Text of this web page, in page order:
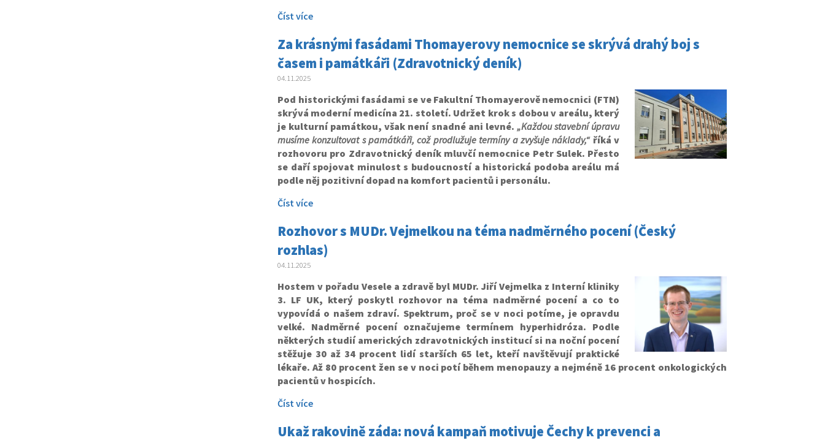
Číst více
Za krásnými fasádami Thomayerovy nemocnice se skrývá drahý boj s
časem i památkáři (Zdravotnický deník)
04.11.2025
Pod historickými fasádami se ve Fakultní Thomayerově nemocnici (FTN)
skrývá moderní medicína 21. století. Udržet krok s dobou v areálu, který
je kulturní památkou, však není snadné ani levné. „Každou stavební úpravu
musíme konzultovat s památkáři, což prodlužuje termíny a zvyšuje náklady,“říká v
rozhovoru pro Zdravotnický deník mluvčí nemocnice Petr Sulek. Přesto
se daří spojovat minulost s budoucností a historická podoba areálu má
podle něj pozitivní dopad na komfort pacientů i personálu.
Číst více
Rozhovor s MUDr. Vejmelkou na téma nadměrného pocení (Český
rozhlas)
04.11.2025
Hostem v pořadu Vesele a zdravě byl MUDr. Jiří Vejmelka z Interní kliniky
3. LF UK, který poskytl rozhovor na téma nadměrné pocení a co to
vypovídá o našem zdraví. Spektrum, proč se v noci potíme, je opravdu
velké. Nadměrné pocení označujeme termínem hyperhidróza. Podle
některých studií amerických zdravotnických institucí si na noční pocení
stěžuje 30 až 34 procent lidí starších 65 let, kteří navštěvují praktické
lékaře. Až 80 procent žen se v noci potí během menopauzy a nejméně 16 procent onkologických
pacientů v hospicích.
Číst více
Ukaž rakovině záda: nová kampaň motivuje Čechy k prevenci a